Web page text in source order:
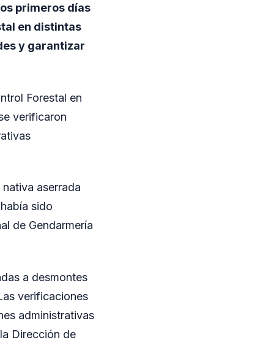
primeros días
en distintas
y garantizar
Forestal en
verificaron
aserrada
sido
de Gendarmería
a desmontes
verificaciones
administrativas
Dirección de